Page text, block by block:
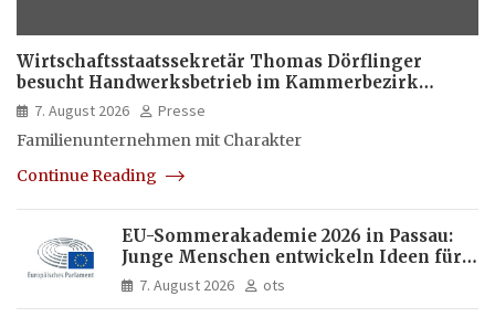
Wirtschaftsstaatssekretär Thomas Dörflinger
besucht Handwerksbetrieb im Kammerbezirk
Freiburg
7. August 2026
Presse
Familienunternehmen mit Charakter
Continue Reading
EU-Sommerakademie 2026 in Passau:
Junge Menschen entwickeln Ideen für
Europas Zukunft
7. August 2026 ots